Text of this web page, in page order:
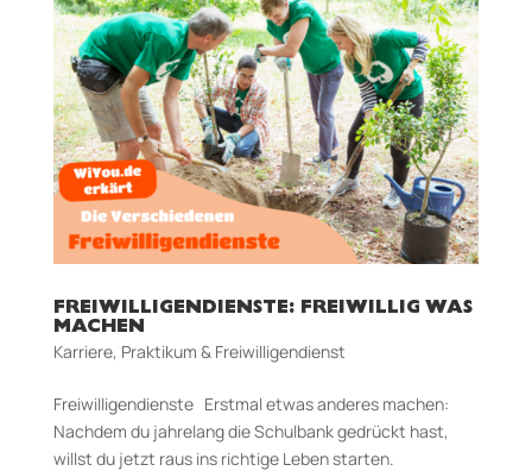
FREIWILLIGENDIENSTE: FREIWILLIG WAS
MACHEN
Karriere, Praktikum & Freiwilligendienst
Freiwilligendienste Erstmal etwas anderes machen:
Nachdem du jahrelang die Schulbank gedrückt hast,
willst du jetzt raus ins richtige Leben starten.